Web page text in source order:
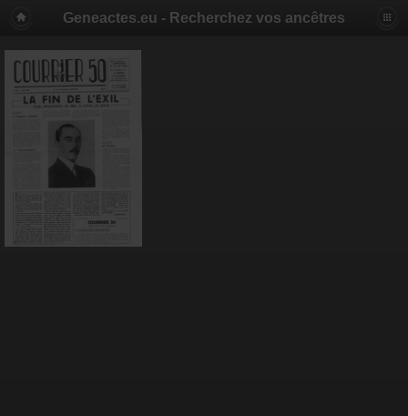
Geneactes.eu - Recherchez vos ancêtres